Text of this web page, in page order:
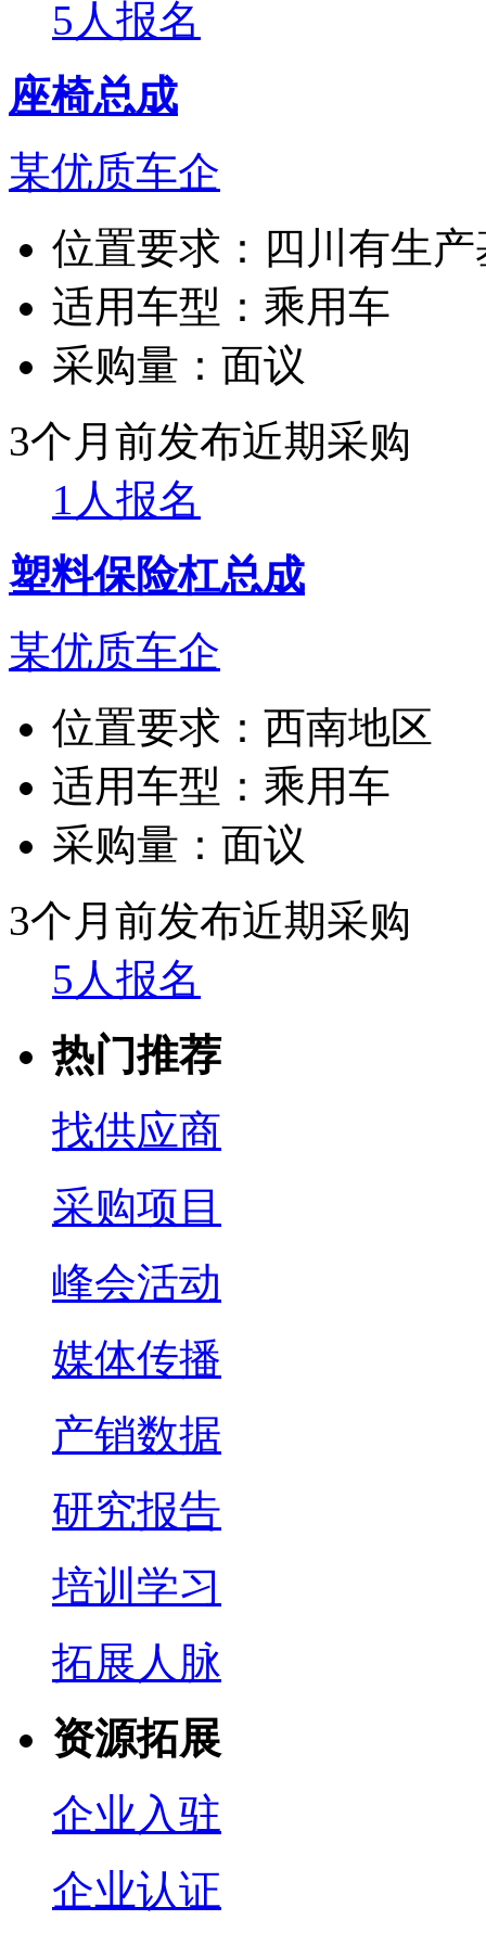
5人报名
座椅总成
某优质车企
位置要求： 四川有生
适用车型： 乘用车
采购量： 面议
3个月前发布近期采购
1人报名
塑料保险杠总成
某优质车企
位置要求： 西南地区
适用车型： 乘用车
采购量： 面议
3个月前发布近期采购
5人报名
热门推荐
找供应商
采购项目
峰会活动
媒体传播
产销数据
研究报告
培训学习
拓展人脉
资源拓展
企业入驻
企业认证